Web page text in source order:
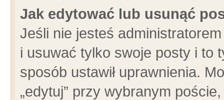
Jak edytować lub usunąć
Jeśli nie jesteś
i usuwać tylko swoje posty i to
sposób ustawił uprawnienia.
„edytuj” przy wybranym